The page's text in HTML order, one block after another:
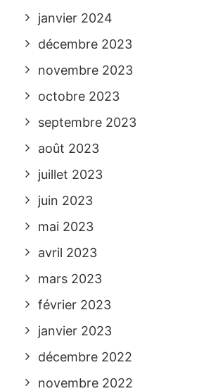
janvier 2024
décembre 2023
novembre 2023
octobre 2023
septembre 2023
août 2023
juillet 2023
juin 2023
mai 2023
avril 2023
mars 2023
février 2023
janvier 2023
décembre 2022
novembre 2022